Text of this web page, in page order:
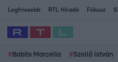
Legfrissebb RTL Híradó Fókusz
# Babits Marcella #Szellő István